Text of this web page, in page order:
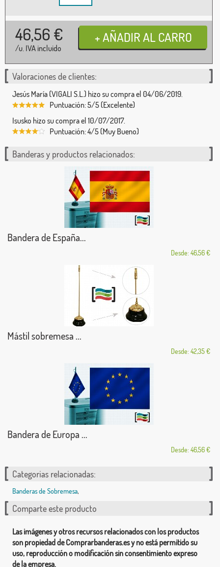
46,56 €
/u. IVA incluido
Valoraciones de clientes:
Jesús María (VIGALI S.L.) hizo su compra el 04/06/2019.
Puntuación: 5/5 (Excelente)
Isusko hizo su compra el 10/07/2017.
Puntuación: 4/5 (Muy Bueno)
Banderas y productos relacionados:
Bandera de España...
Desde: 46,56 €
Mástil sobremesa ...
Desde: 42,35 €
Bandera de Europa ...
Desde: 46,56 €
Categorias relacionadas:
Banderas de Sobremesa,
Comparte este producto
Las imágenes y otros recursos relacionados con los productos
son propiedad de Comprarbanderas.es y no está permitido su
uso, reproducción o modificación sin consentimiento expreso
de la empresa.